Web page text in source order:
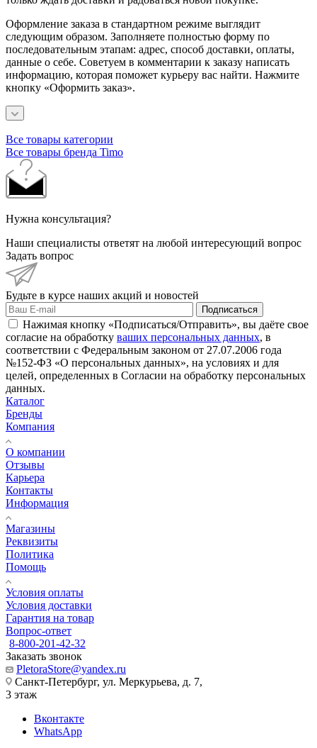
Оформление заказа в стандартном режиме выглядит
следующим образом. Заполняете полностью форму по
последовательным этапам: адрес, способ доставки, оплаты,
данные о себе. Советуем в комментарии к заказу написать
информацию, которая поможет курьеру вас найти. Нажмите
кнопку «Оформить заказ».
Все товары категории
Все товары бренда Timo
Нужна консультация?
Наши специалисты ответят на любой интересующий вопрос
Задать вопрос
Будьте в курсе наших акций и новостей
Подписаться
Нажимая кнопку «Подписаться/Отправить», вы даёте свое
согласие на обработку ваших персональных данных, в
соответствии с Федеральным законом от 27.07.2006 года
№152-ФЗ «О персональных данных», на условиях и для
целей, определенных в Согласии на обработку персональных
данных.
Каталог
Бренды
Компания
О компании
Отзывы
Карьера
Контакты
Информация
Магазины
Реквизиты
Политика
Помощь
Условия оплаты
Условия доставки
Гарантия на товар
Вопрос-ответ
8-800-201-42-32
Заказать звонок
PletoraStore@yandex.ru
Санкт-Петербург, ул. Меркурьева, д. 7,
3 этаж
Вконтакте
WhatsApp